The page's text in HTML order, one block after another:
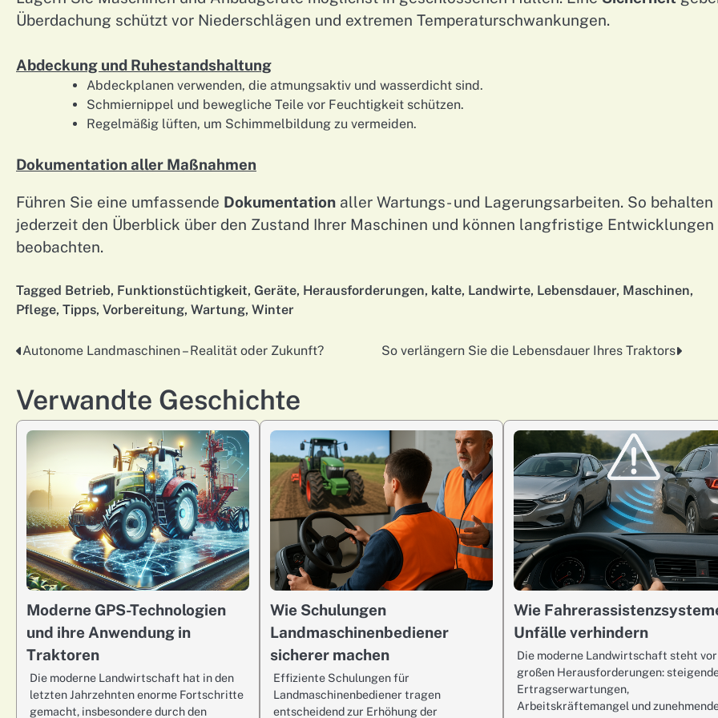
Überdachung schützt vor Niederschlägen und extremen Temperaturschwankungen.
Abdeckung und Ruhestandshaltung
Abdeckplanen verwenden, die atmungsaktiv und wasserdicht sind.
Schmiernippel und bewegliche Teile vor Feuchtigkeit schützen.
Regelmäßig lüften, um Schimmelbildung zu vermeiden.
Dokumentation aller Maßnahmen
Führen Sie eine umfassende Dokumentation aller Wartungs- und Lagerungsarbeiten. So behalten
jederzeit den Überblick über den Zustand Ihrer Maschinen und können langfristige Entwicklungen
beobachten.
Tagged Betrieb, Funktionstüchtigkeit, Geräte, Herausforderungen, kalte, Landwirte, Lebensdauer, Maschinen,
Pflege, Tipps, Vorbereitung, Wartung, Winter
Nawigacja
wpisu
Autonome Landmaschinen – Realität oder Zukunft? So verlängern Sie die Lebensdauer Ihres Traktors
Verwandte Geschichte
Moderne GPS-Technologien
und ihre Anwendung in
Traktoren
Die moderne Landwirtschaft hat in den
letzten Jahrzehnten enorme Fortschritte
gemacht, insbesondere durch den
Wie Schulungen
Landmaschinenbediener
sicherer machen
Effiziente Schulungen für
Landmaschinenbediener tragen
entscheidend zur Erhöhung der
Wie
Unfälle verhindern
Die moderne Landwirtschaft steht vor
großen Herausforderungen:
Ertragserwartungen,
Arbeitskräftemangel und